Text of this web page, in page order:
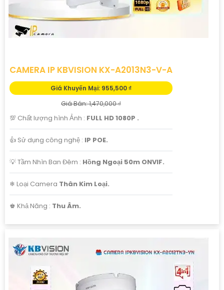
CAMERA IP KBVISION KX-A2013N3-V-A
Giá Khuyến Mại: 955,500 ₫
Giá Bán: 1,470,000 ₫
💯 Chất lượng hình Ảnh : FULL HD 1080P .
👍 Sử dụng công nghệ : IP POE.
💡 Tầm Nhìn Ban Đêm : Hồng Ngoại 50m ONVIF.
❄ Loại Camera Thân Kim Loại.
️♚ Khả Năng : Thu Âm.